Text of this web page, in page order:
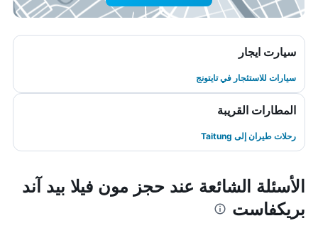
سيارت ايجار
سيارات للاستئجار في تايتونج
المطارات القريبة
رحلات طيران إلى Taitung
الأسئلة الشائعة عند حجز مون فيلا بيد آند
بريكفاست